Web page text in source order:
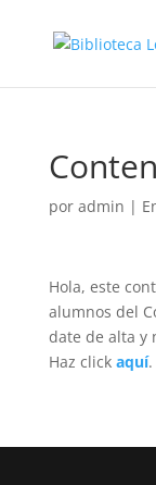
por admin |
Hola, este
alumnos del
date de alta y
Haz click aquí.